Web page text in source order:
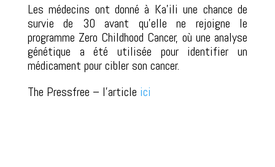
Les médecins ont donné à Ka’ili une chance de
survie de 30 avant qu’elle ne rejoigne le
programme Zero Childhood Cancer, où une analyse
génétique a été utilisée pour identifier un
médicament pour cibler son cancer.
The Pressfree – l’article ici